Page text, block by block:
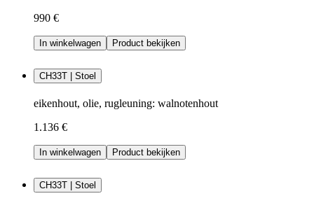
990 €
In winkelwagen Product bekijken
CH33T | Stoel
eikenhout, olie, rugleuning: walnotenhout
1.136 €
In winkelwagen Product bekijken
CH33T | Stoel